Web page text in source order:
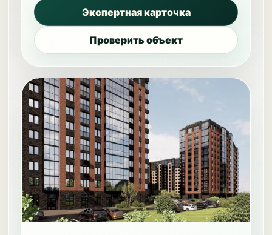
Экспертная карточка
Проверить объект